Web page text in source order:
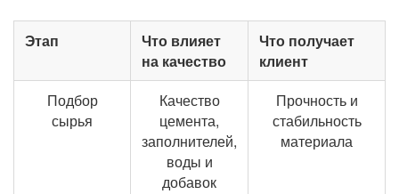
Этап
Что влияет
на качество
Что получает
клиент
Подбор
сырья
Качество
цемента,
заполнителей,
воды и
добавок
Прочность и
стабильность
материала